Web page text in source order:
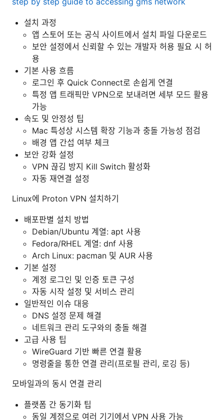
설치 과정
앱 스토어 또는 공식 사이트에서 설치 파일 다운로드
보안 설정에서 신뢰할 수 있는 개발자 허용 필요 시 허
용
기본 사용 흐름
로그인 후 Quick Connect로 손쉽게 연결
특정 앱 트래픽만 VPN으로 보내려면 세부 모드 활용
가능
속도 및 안정성 팁
Mac 특성상 시스템 확장 기능과 충돌 가능성 점검
배경 앱 간섭 여부 체크
보안 강화 설정
VPN 끊김 방지 Kill Switch 활성화
자동 재연결 설정
Linux에 Proton VPN 설치하기
배포판별 설치 방법
Debian/Ubuntu 계열: apt 사용
Fedora/RHEL 계열: dnf 사용
Arch Linux: pacman 및 AUR 사용
기본 설정
계정 로그인 및 인증 토큰 구성
자동 시작 설정 및 서비스 관리
일반적인 이슈 대응
DNS 설정 문제 해결
네트워크 관리 도구와의 충돌 해결
고급 사용 팁
WireGuard 기반 빠른 연결 활용
명령줄을 통한 연결 관리(프로필 관리, 로깅 등)
모바일과의 동시 연결 관리
플랫폼 간 동기화 팁
동일 계정으로 여러 기기에서 VPN 사용 가능